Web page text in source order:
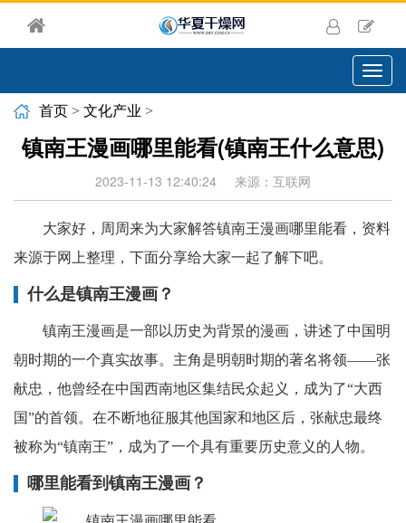
切
换
首页 > 文化产业 >
镇南王漫画哪里能看(镇南王什么意思)
2023-11-13 12:40:24 来源：互联网
大家好，周周来为大家解答镇南王漫画哪里能看，资料
来源于网上整理，下面分享给大家一起了解下吧。
什么是镇南王漫画？
镇南王漫画是一部以历史为背景的漫画，讲述了中国明
朝时期的一个真实故事。主角是明朝时期的著名将领——张
献忠，他曾经在中国西南地区集结民众起义，成为了“大西
国”的首领。在不断地征服其他国家和地区后，张献忠最终
被称为“镇南王”，成为了一个具有重要历史意义的人物。
哪里能看到镇南王漫画？